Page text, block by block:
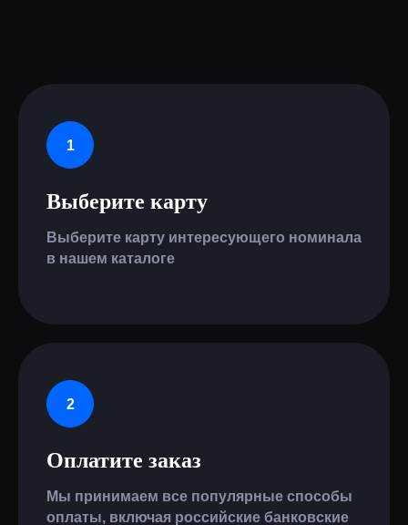
Выберите карту
Выберите карту интересующего номинала
в нашем каталоге
Оплатите заказ
Мы принимаем все популярные способы
оплаты, включая российские банковские